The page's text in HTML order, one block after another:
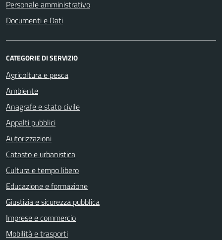
Personale amministrativo
Documenti e Dati
CATEGORIE DI SERVIZIO
Agricoltura e pesca
Ambiente
Anagrafe e stato civile
Appalti pubblici
Autorizzazioni
Catasto e urbanistica
Cultura e tempo libero
Educazione e formazione
Giustizia e sicurezza pubblica
Imprese e commercio
Mobilità e trasporti